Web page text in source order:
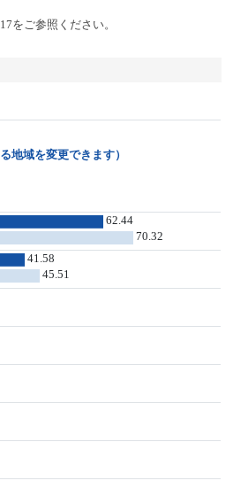
をご参照ください。
地域を変更できます）
62.44
70.32
41.58
45.51